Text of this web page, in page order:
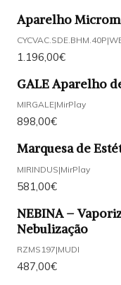
Aparelho
CYCVAC.SDE.BHM.40P|
1.196,00€
GALE Aparelho
MIRGALE|MirPlay
898,00€
Marquesa de
MIRINDUS|MirPlay
581,00€
NEBINA –
Nebulização
RZMS197|MUDI
487,00€